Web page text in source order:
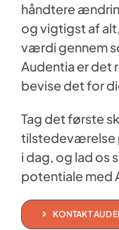
håndtere
og vigtigst af
værdi gennem
Audentia er det
bevise det for
Tag det første
tilstedeværelse
i dag, og lad os
potentiale med
KONTAKT